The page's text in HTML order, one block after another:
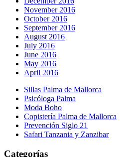
November 2016
October 2016
September 2016
August 2016
July 2016
June 2016
May 2016
April 2016
Sillas Palma de Mallorca
Psicóloga Palma
Moda Boho
Copistería Palma de Mallorca
Prevención Siglo 21
Safari Tanzania y Zanzibar
Categorías